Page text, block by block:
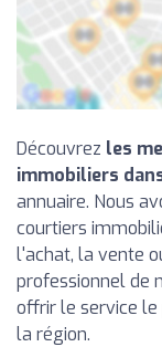
Découvrez les
immobiliers
annuaire. Nous
courtiers
l'achat, la vente
professionnel de
offrir le service
la région.